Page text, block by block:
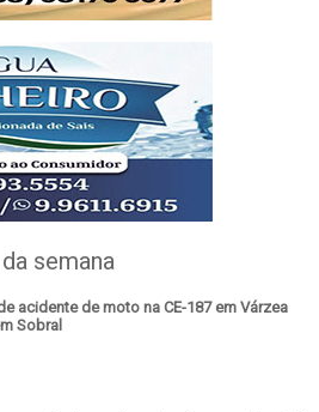
semana
acidente de moto na CE-187 em Várzea
Sobral